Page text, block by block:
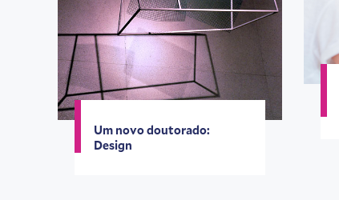
Um novo doutorado:
Design